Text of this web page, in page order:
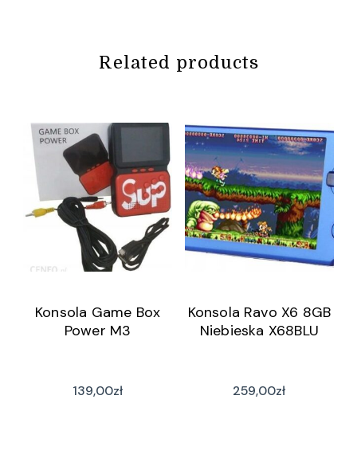
Related products
Konsola Game Box
Power M3
139,00zł
Konsola Ravo X6 8GB
Niebieska X68BLU
259,00zł